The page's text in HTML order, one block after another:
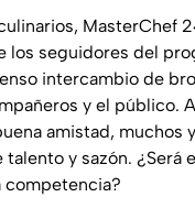
MasterChef
los seguidores del
intercambio de
y el público.
amistad,
talento y sazón.
competencia?